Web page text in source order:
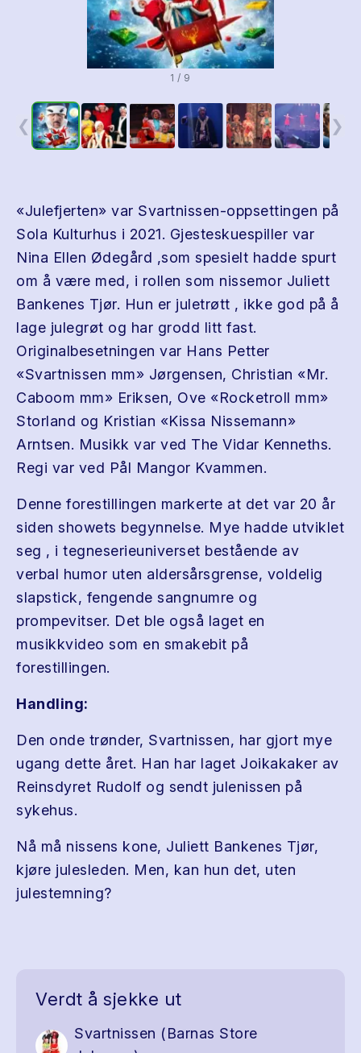
1 / 9
❮ ❯
«Julefjerten» var Svartnissen-oppsettingen på
Sola Kulturhus i 2021. Gjesteskuespiller var
Nina Ellen Ødegård ,som spesielt hadde spurt
om å være med, i rollen som nissemor Juliett
Bankenes Tjør. Hun er juletrøtt , ikke god på å
lage julegrøt og har grodd litt fast.
Originalbesetningen var Hans Petter
«Svartnissen mm» Jørgensen, Christian «Mr.
Caboom mm» Eriksen, Ove «Rocketroll mm»
Storland og Kristian «Kissa Nissemann»
Arntsen. Musikk var ved The Vidar Kenneths.
Regi var ved Pål Mangor Kvammen.
Denne forestillingen markerte at det var 20 år
siden showets begynnelse. Mye hadde utviklet
seg , i tegneserieuniverset bestående av
verbal humor uten aldersårsgrense, voldelig
slapstick, fengende sangnumre og
prompevitser. Det ble også laget en
musikkvideo som en smakebit på
forestillingen.
Handling:
Den onde trønder, Svartnissen, har gjort mye
ugang dette året. Han har laget Joikakaker av
Reinsdyret Rudolf og sendt julenissen på
sykehus.
Nå må nissens kone, Juliett Bankenes Tjør,
kjøre julesleden. Men, kan hun det, uten
julestemning?
Verdt å sjekke ut
Svartnissen (Barnas Store